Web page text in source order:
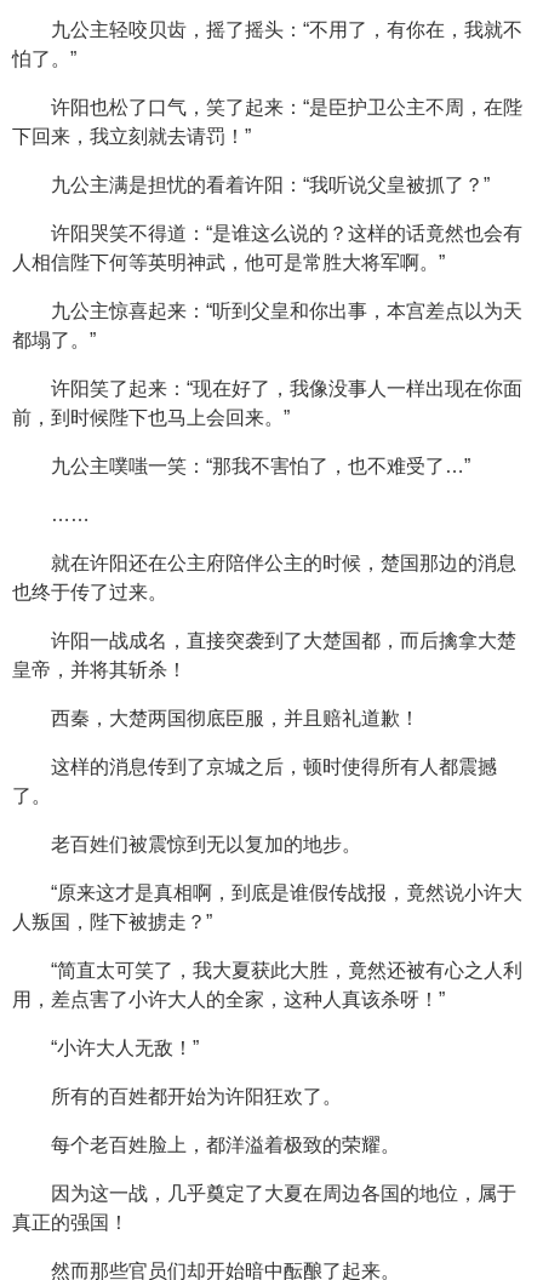
九公主轻咬贝齿，摇了摇头：“不用了，有你在，我就不
怕了。”
许阳也松了口气，笑了起来：“是臣护卫公主不周，在陛
下回来，我立刻就去请罚！”
九公主满是担忧的看着许阳：“我听说父皇被抓了？”
许阳哭笑不得道：“是谁这么说的？这样的话竟然也会有
人相信陛下何等英明神武，他可是常胜大将军啊。”
九公主惊喜起来：“听到父皇和你出事，本宫差点以为天
都塌了。”
许阳笑了起来：“现在好了，我像没事人一样出现在你面
前，到时候陛下也马上会回来。”
九公主噗嗤一笑：“那我不害怕了，也不难受了…”
……
就在许阳还在公主府陪伴公主的时候，楚国那边的消息
也终于传了过来。
许阳一战成名，直接突袭到了大楚国都，而后擒拿大楚
皇帝，并将其斩杀！
西秦，大楚两国彻底臣服，并且赔礼道歉！
这样的消息传到了京城之后，顿时使得所有人都震撼
了。
老百姓们被震惊到无以复加的地步。
“原来这才是真相啊，到底是谁假传战报，竟然说小许大
人叛国，陛下被掳走？”
“简直太可笑了，我大夏获此大胜，竟然还被有心之人利
用，差点害了小许大人的全家，这种人真该杀呀！”
“小许大人无敌！”
所有的百姓都开始为许阳狂欢了。
每个老百姓脸上，都洋溢着极致的荣耀。
因为这一战，几乎奠定了大夏在周边各国的地位，属于
真正的强国！
然而那些官员们却开始暗中酝酿了起来。